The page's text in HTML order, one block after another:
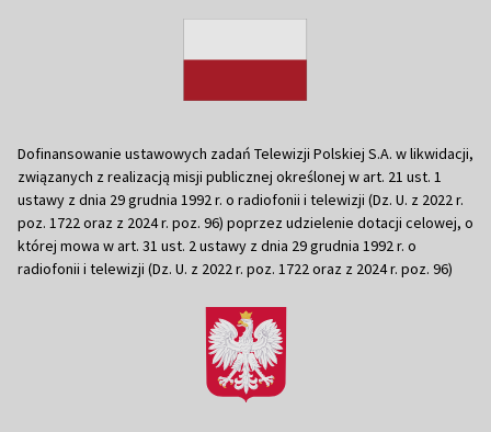
Dofinansowanie ustawowych zadań Telewizji Polskiej S.A. w likwidacji,
związanych z realizacją misji publicznej określonej w art. 21 ust. 1
ustawy z dnia 29 grudnia 1992 r. o radiofonii i telewizji (Dz. U. z 2022 r.
poz. 1722 oraz z 2024 r. poz. 96) poprzez udzielenie dotacji celowej, o
której mowa w art. 31 ust. 2 ustawy z dnia 29 grudnia 1992 r. o
radiofonii i telewizji (Dz. U. z 2022 r. poz. 1722 oraz z 2024 r. poz. 96)